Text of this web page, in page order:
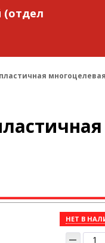
(отдел
пластичная
НЕТ В